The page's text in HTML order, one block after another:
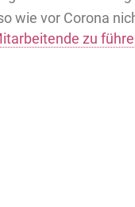
wie vor Corona
zu